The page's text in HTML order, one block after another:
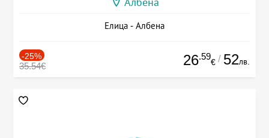
Елица - Албена
-25%
35.54€ 26.59
€ / 52лв.